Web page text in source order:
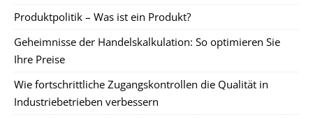
Produktpolitik – Was ist ein Produkt?
Geheimnisse der Handelskalkulation: So optimieren Sie
Ihre Preise
Wie fortschrittliche Zugangskontrollen die Qualität in
Industriebetrieben verbessern